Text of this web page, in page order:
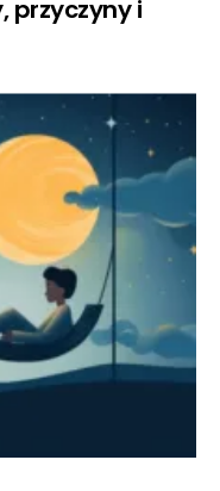
przyczyny i